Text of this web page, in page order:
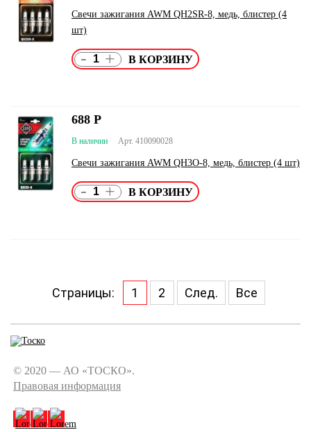
Свечи зажигания AWM QH2SR-8, медь, блистер (4
шт)
- +
Арт. 410090028
В наличии
Свечи зажигания AWM QH3O-8, медь, блистер (4 шт)
688 Р
- +
Страницы: 1 2 След. Все
© 2020 — АО «ТОСКО».
Правовая информация